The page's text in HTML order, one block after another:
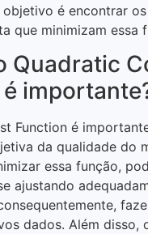
objetivo é encontrar
que minimizam essa
Quadratic
Function é
da qualidade do
essa função,
ajustando
dados. Além disso,